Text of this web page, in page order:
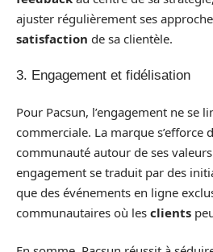
ajuster régulièrement ses
satisfaction de sa clientèle.
3. Engagement et fidélisation
Pour Pacsun, l’engagement ne se
commerciale. La marque s’efforce
communauté autour de ses
engagement se traduit par des
que des événements en ligne
communautaires où les clients